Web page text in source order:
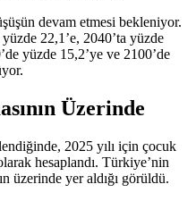
devam etmesi bekleniyor.
22,1’e, 2040’ta yüzde
yüzde 15,2’ye ve 2100’de
Üzerinde
2025 yılı için çocuk
hesaplandı. Türkiye’nin
üzerinde yer aldığı görüldü.